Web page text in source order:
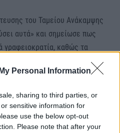
Personal Information
sharing to third parties, or
sensitive information for
use the below opt-out
Please note that after your
του Ταμείου Ανάκαμψης
αυτά» και σημείωσε πως
γραφειοκρατία, καθώς τα
«Θα πω κάτι ακόμα για την
ένα νόμπελ θα ήταν το
ασυναρτησίας»,